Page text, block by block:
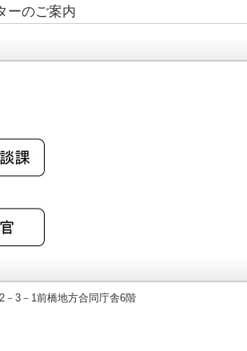
ーのご案内
3－1前橋地方合同庁舎6階